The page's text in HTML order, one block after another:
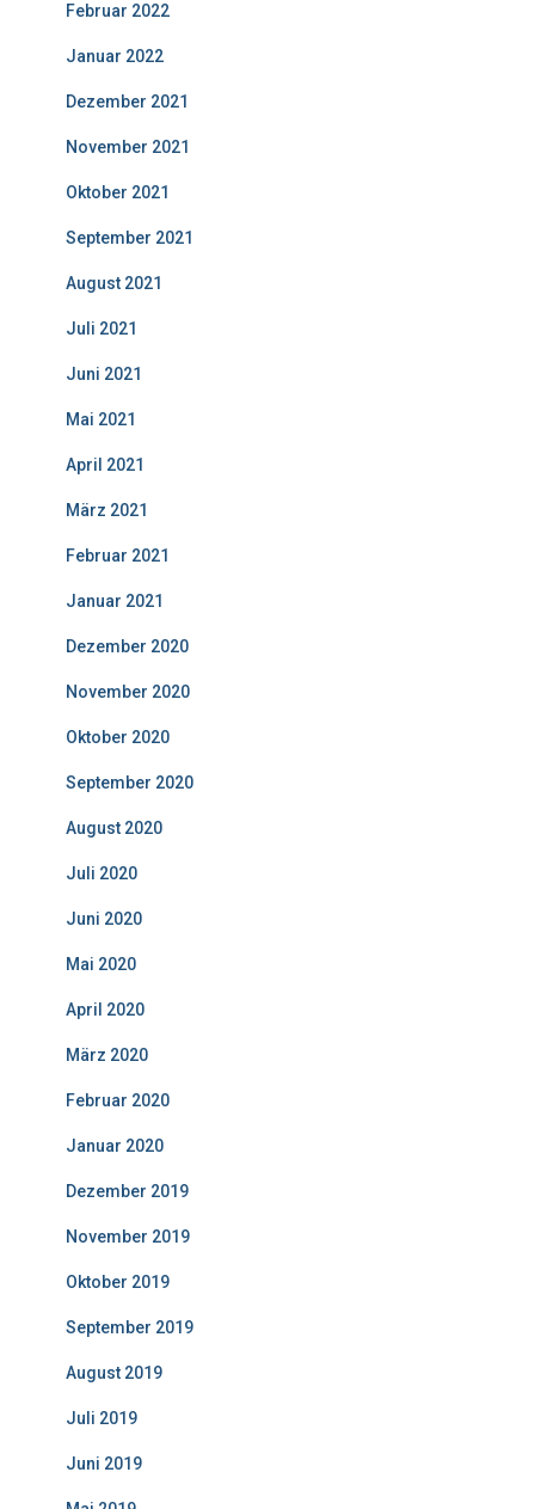
Februar 2022
Januar 2022
Dezember 2021
November 2021
Oktober 2021
September 2021
August 2021
Juli 2021
Juni 2021
Mai 2021
April 2021
März 2021
Februar 2021
Januar 2021
Dezember 2020
November 2020
Oktober 2020
September 2020
August 2020
Juli 2020
Juni 2020
Mai 2020
April 2020
März 2020
Februar 2020
Januar 2020
Dezember 2019
November 2019
Oktober 2019
September 2019
August 2019
Juli 2019
Juni 2019